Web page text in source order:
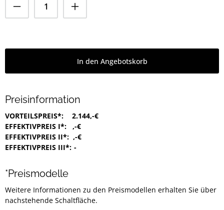
In den Angebotskorb
Preisinformation
VORTEILSPREIS*:
2.144,-€
EFFEKTIVPREIS I*:
,-€
EFFEKTIVPREIS II*: ,-€
EFFEKTIVPREIS III*: -
*Preismodelle
Weitere Informationen zu den Preismodellen erhalten Sie über
nachstehende Schaltfläche.